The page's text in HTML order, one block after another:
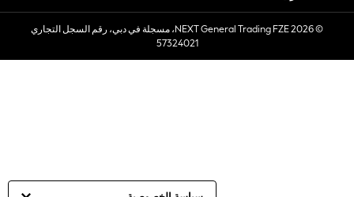
Sets & Outfits
Linen Collection
© 2026 NEXT General Trading FZE، مسجلة في دبي، رقم السجل التجاري
57324021